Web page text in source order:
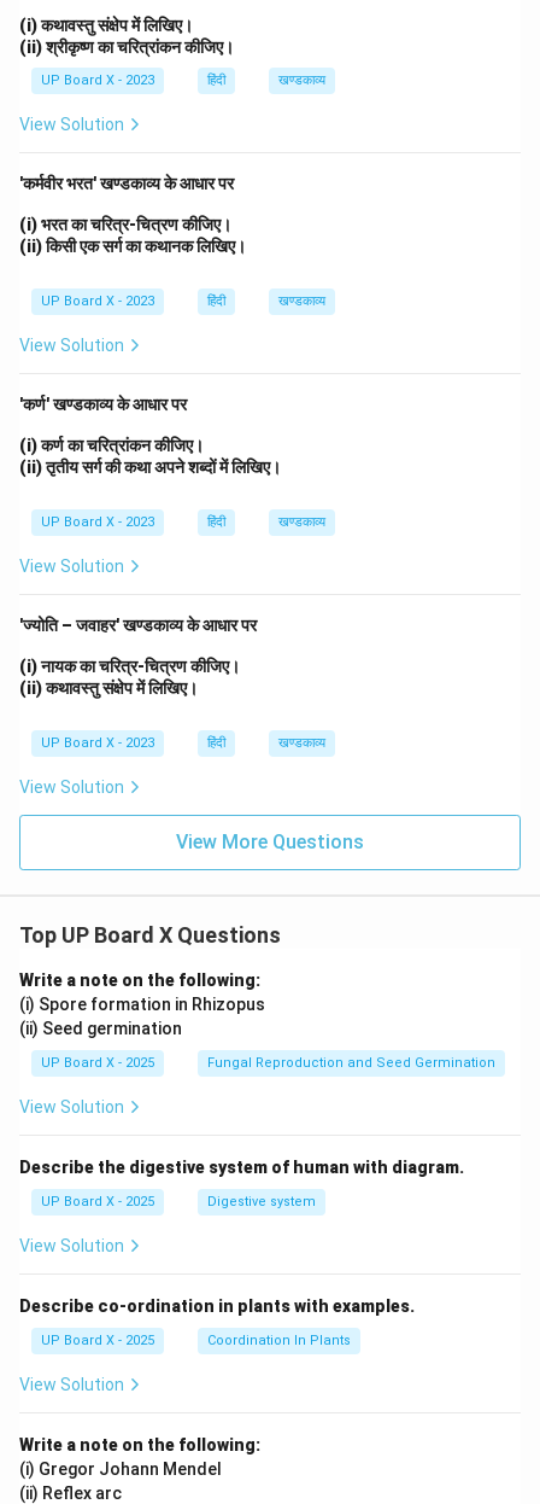
(i) कथावस्तु संक्षेप में लिखिए।
(ii) श्रीकृष्ण का चरित्रांकन कीजिए।
UP Board X - 2023 हिंदी खण्डकाव्य
View Solution
'कर्मवीर भरत' खण्डकाव्य के आधार पर
(i) भरत का चरित्र-चित्रण कीजिए।
(ii) किसी एक सर्ग का कथानक लिखिए।
UP Board X - 2023 हिंदी खण्डकाव्य
View Solution
'कर्ण' खण्डकाव्य के आधार पर
(i) कर्ण का चरित्रांकन कीजिए।
(ii) तृतीय सर्ग की कथा अपने शब्दों में लिखिए।
UP Board X - 2023 हिंदी खण्डकाव्य
View Solution
'ज्योति – जवाहर' खण्डकाव्य के आधार पर
(i) नायक का चरित्र-चित्रण कीजिए।
(ii) कथावस्तु संक्षेप में लिखिए।
UP Board X - 2023 हिंदी खण्डकाव्य
View Solution
View More Questions
Top UP Board X Questions
Write a note on the following:
(i) Spore formation in Rhizopus
(ii) Seed germination
UP Board X - 2025 Fungal Reproduction and Seed Germination
View Solution
Describe the digestive system of human with diagram.
UP Board X - 2025 Digestive system
View Solution
Describe co-ordination in plants with examples.
UP Board X - 2025 Coordination In Plants
View Solution
Write a note on the following:
(i) Gregor Johann Mendel
(ii) Reflex arc